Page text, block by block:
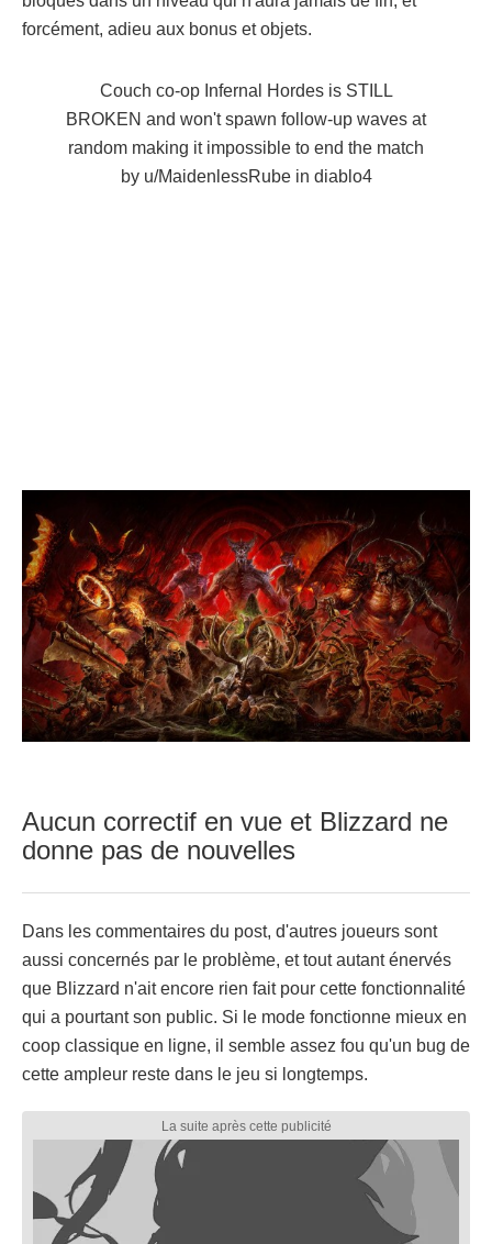
forcément, adieu aux bonus et objets.
Couch co-op Infernal Hordes is STILL
BROKEN and won't spawn follow-up waves at
random making it impossible to end the match
by u/MaidenlessRubein diablo4
Aucun correctif en vue et Blizzard ne
donne pas de nouvelles
Dans les commentaires du post, d'autres joueurs sont
aussi concernés par le problème, et tout autant énervés
que Blizzard n'ait encore rien fait pour cette fonctionnalité
qui a pourtant son public. Si le mode fonctionne mieux en
coop classique en ligne, il semble assez fou qu'un bug de
cette ampleur reste dans le jeu si longtemps.